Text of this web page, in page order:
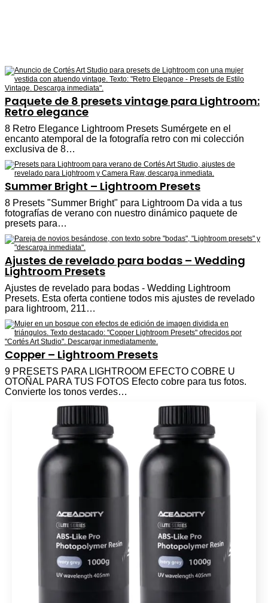
Paquete de 8 presets vintage para Lightroom:
Retro elegance
8 Retro Elegance Lightroom Presets Sumérgete en el
encanto atemporal de la fotografía retro con mi colección
exclusiva de 8…
Summer Bright – Lightroom Presets
8 Presets "Summer Bright" para Lightroom Da vida a tus
fotografías de verano con nuestro dinámico paquete de
presets para…
Ajustes de revelado para bodas – Wedding
Lightroom Presets
Ajustes de revelado para bodas - Wedding Lightroom
Presets. Esta oferta contiene todos mis ajustes de revelado
para lightroom, 211…
Copper – Lightroom Presets
9 PRESETS PARA LIGHTROOM EFECTO COBRE U
OTOÑAL PARA TUS FOTOS Efecto cobre para tus fotos.
Convierte los tonos verdes…